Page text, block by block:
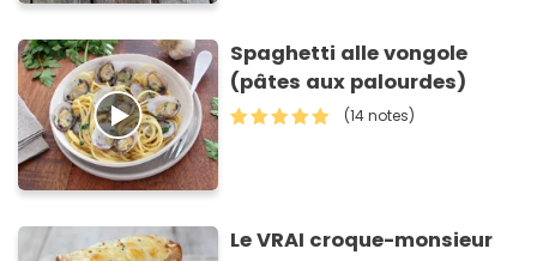
Spaghetti alle vongole
(pâtes aux palourdes)
(14 notes)
Le VRAI croque-monsieur